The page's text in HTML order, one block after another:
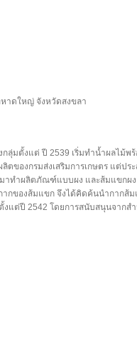
าดใหญ่ จังหวัดสงขลา
ลุ่มตั้งแต่ ปี 2539 เริ่มทำน้ำผลไม้พ
ของกรมส่งเสริมการเกษตร แต่ป
าทำผลิตภัณฑ์แบบผง และส้มแขกผ
กของส้มแขก จึงได้คิดค้นนำกากส้
แต่ปี 2542 โดยการสนับสนุนจากส